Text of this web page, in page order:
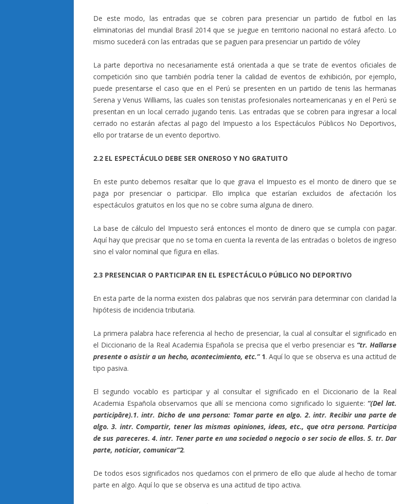
De este modo, las entradas que se cobren para presenciar un partido de futbol en las
eliminatorias del mundial Brasil 2014 que se juegue en territorio nacional no estará afecto. Lo
mismo sucederá con las entradas que se paguen para presenciar un partido de vóley
La parte deportiva no necesariamente está orientada a que se trate de eventos oficiales de
competición sino que también podría tener la calidad de eventos de exhibición, por ejemplo,
puede presentarse el caso que en el Perú se presenten en un partido de tenis las hermanas
Serena y Venus Williams, las cuales son tenistas profesionales norteamericanas y en el Perú se
presentan en un local cerrado jugando tenis. Las entradas que se cobren para ingresar a local
cerrado no estarán afectas al pago del Impuesto a los Espectáculos Públicos No Deportivos,
ello por tratarse de un evento deportivo.
2.2 EL ESPECTÁCULO DEBE SER ONEROSO Y NO GRATUITO
En este punto debemos resaltar que lo que grava el Impuesto es el monto de dinero que se
paga por presenciar o participar. Ello implica que estarían excluidos de afectación los
espectáculos gratuitos en los que no se cobre suma alguna de dinero.
La base de cálculo del Impuesto será entonces el monto de dinero que se cumpla con pagar.
Aquí hay que precisar que no se toma en cuenta la reventa de las entradas o boletos de ingreso
sino el valor nominal que figura en ellas.
2.3 PRESENCIAR O PARTICIPAR EN EL ESPECTÁCULO PÚBLICO NO DEPORTIVO
En esta parte de la norma existen dos palabras que nos servirán para determinar con claridad la
hipótesis de incidencia tributaria.
La primera palabra hace referencia al hecho de presenciar, la cual al consultar el significado en
el Diccionario de la Real Academia Española se precisa que el verbo presenciar es “tr. Hallarse
presente o asistir a un hecho, acontecimiento, etc.” 1. Aquí lo que se observa es una actitud de
tipo pasiva.
El segundo vocablo es participar y al consultar el significado en el Diccionario de la Real
Academia Española observamos que allí se menciona como significado lo siguiente: “(Del lat.
participāre).1. intr. Dicho de una persona: Tomar parte en algo. 2. intr. Recibir una parte de
algo. 3. intr. Compartir, tener las mismas opiniones, ideas, etc., que otra persona. Participa
de sus pareceres. 4. intr. Tener parte en una sociedad o negocio o ser socio de ellos. 5. tr. Dar
parte, noticiar, comunicar”2.
De todos esos significados nos quedamos con el primero de ello que alude al hecho de tomar
parte en algo. Aquí lo que se observa es una actitud de tipo activa.